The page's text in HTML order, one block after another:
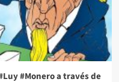
#Monero a través de